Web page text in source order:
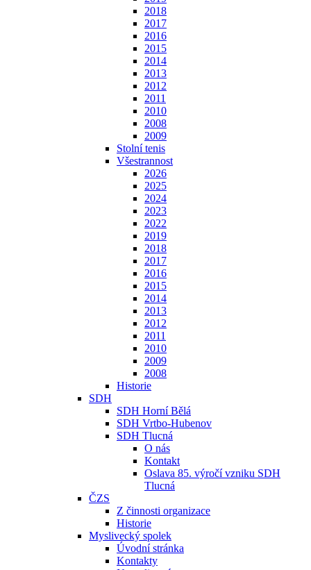
2018
2017
2016
2015
2014
2013
2012
2011
2010
2008
2009
Stolní tenis
Všestrannost
2026
2025
2024
2023
2022
2019
2018
2017
2016
2015
2014
2013
2012
2011
2010
2009
2008
Historie
SDH
SDH Horní Bělá
SDH Vrtbo-Hubenov
SDH Tlucná
O nás
Kontakt
Oslava 85. výročí vzniku SDH
Tlucná
ČZS
Z činnosti organizace
Historie
Myslivecký spolek
Úvodní stránka
Kontakty